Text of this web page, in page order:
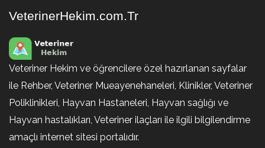
VeterinerHekim.com.Tr
Veteriner Hekim ve öğrencilere özel hazırlanan sayfalar
ile Rehber, Veteriner Mueayenehaneleri, Klinikler, Veteriner
Poliklinikleri, Hayvan Hastaneleri, Hayvan sağlığı ve
Hayvan hastalıkları, Veteriner ilaçları ile ilgili bilgilendirme
amaçlı internet sitesi portalıdır.